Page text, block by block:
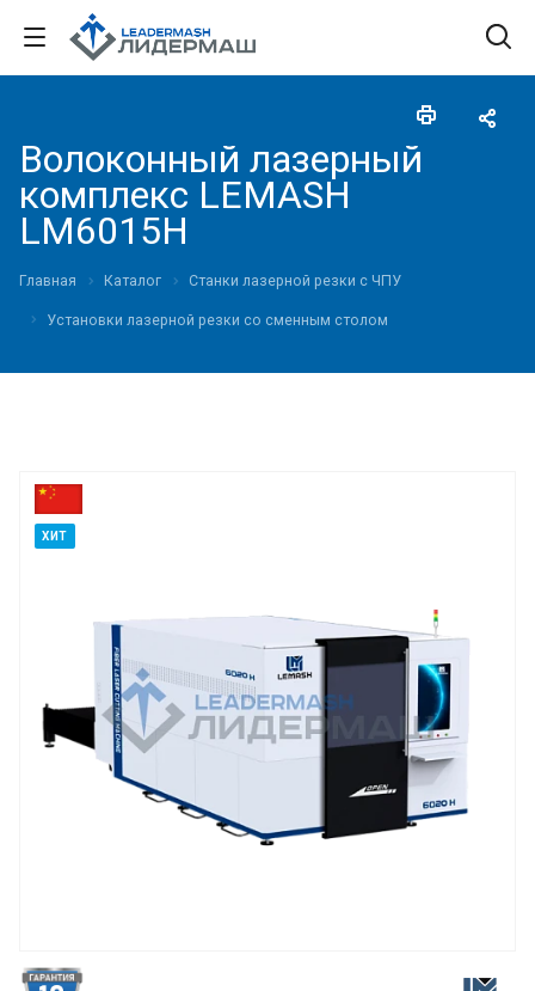
Волоконный лазерный
комплекс LEMASH
LM6015H
Главная Каталог Станки лазерной резки с ЧПУ
Установки лазерной резки со сменным столом
ХИТ